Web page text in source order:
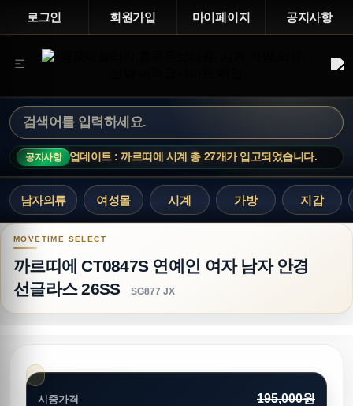
로그인 회원가입 마이페이지 공지사항
공지사항
신상 업데이트 : 까르띠에 시계 총 27개가 입고되었습니다.
남자의류 여성몰 시계 가방 지갑
까르띠에 CT0847S 연예인 여자 남자 안경 선글라
까르띠에 CT0847S 연예인 여자 남자 안경
선글라스 26SS
SG877 JX
시중가격 195,000원